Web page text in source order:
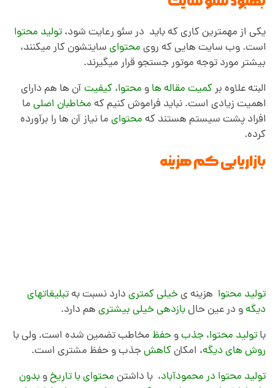
ا
د
یکی از مهمترین کاری که باید در سئو رعایت شود،تولید محتوا
است. وب سایت هایی که رویمحتوایسایتشون کار میکنند،
بیشتر مورد توجه موتور جستجو قرار میگیرند.
البته علاوه برکمیت مقاله هاو محتوا،کیفیتآن ها هم دارای
اهمیت زیادی است. نباید فراموش کنیم که مخاطبان اصلیما
افراد پشت سیستم هستند که محتوایما نیاز آن ها را برآورده
کرده.
بازاریابی کم هزینه
تولید محتوا هزینه یخیلی کمتریدارد نسبت بهتبلیغاتهای
دیگهو در عین حالبازدهی خیلی بیشتریهم دارد.
باتولید محتوا، جذبو حفظمخاطب تضمین شده است. ولی با
روش های دیگه، امکانکاهشجذب و حفظ مشتری است.
تولید محتوا در محمودآباد، با داشتن محتوای با تاریخوبدون